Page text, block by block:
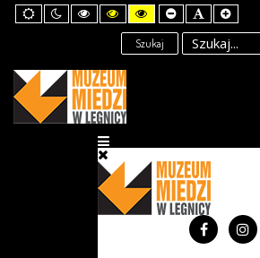
Default
mode
Night
mode
High
Contrast
mode
High
Contrast
Black
Yellow
mode
High
Contrast
Yellow
Black
mode
Set
Smaller
Font
Set
Default
Font
Set
Larger
Font
Szukaj